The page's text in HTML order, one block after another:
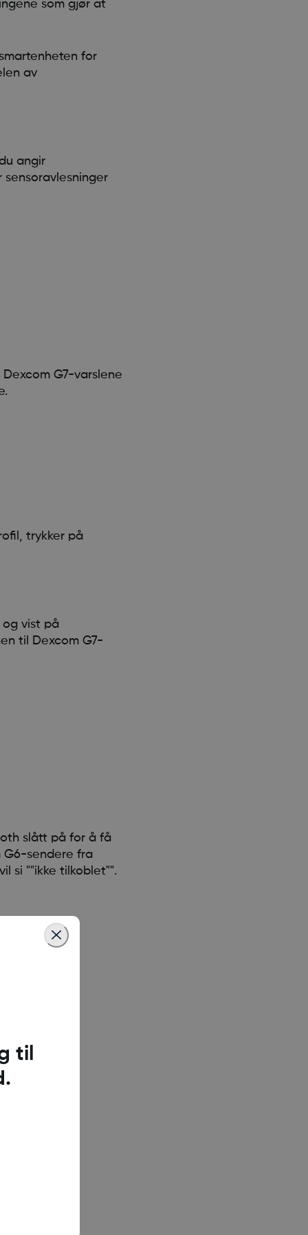
som gjør at
for
av
angir
G7-varslene
trykker på
og vist på
til Dexcom G7-
slått på for å få
G6-sendere fra
si ""ikke tilkoblet"".
Dexcom G7-
til